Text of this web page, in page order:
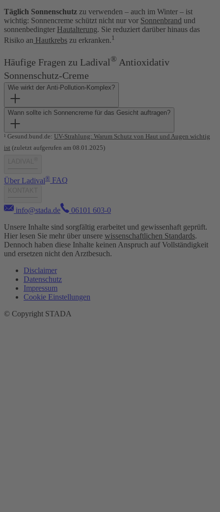
Täglich Sonnenschutz zu verwenden – auch im Winter – ist
wichtig: Sonnencreme schützt nicht nur vor Sonnenbrand und
sonnenbedingter Hautalterung. Sie reduziert darüber hinaus das
Risiko an Hautkrebs zu erkranken.1
Häufige Fragen zu Ladival® Antioxidativ
Sonnenschutz-Creme
Wie wirkt der Anti-Pollution-Komplex?
Wann sollte ich Sonnencreme für das Gesicht auftragen?
¹ Gesund.bund.de: UV-Strahlung: Warum Schutz von Haut und Augen wichtig
ist (zuletzt aufgerufen am 08.01.2025)
Über Ladival® FAQ
info@stada.de
06101 603-0
Unsere Inhalte sind sorgfältig erarbeitet und gewissenhaft geprüft.
Hier lesen Sie mehr über unsere wissenschaftlichen Standards.
Dennoch haben diese Inhalte keinen Anspruch auf Vollständigkeit
und ersetzen nicht den Arztbesuch.
Disclaimer
Datenschutz
Impressum
Cookie Einstellungen
© Copyright STADA